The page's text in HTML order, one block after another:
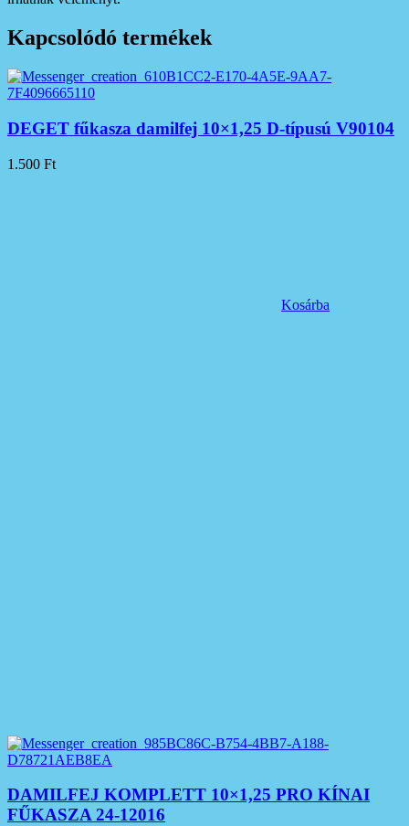
Kapcsolódó termékek
DEGET fűkasza damilfej 10×1,25 D-típusú V90104
1.500 Ft
Kosárba
DAMILFEJ KOMPLETT 10×1,25 PRO KÍNAI
FŰKASZA 24-12016